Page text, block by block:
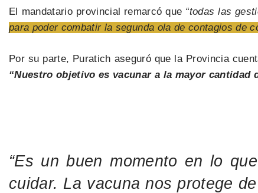
El mandatario provincial remarcó que “todas las
para poder combatir la segunda ola de contagios de
Por su parte, Puratich aseguró que la Provincia
“Nuestro objetivo es vacunar a la mayor cantidad
“Es un buen momento en lo
cuidar. La vacuna nos protege